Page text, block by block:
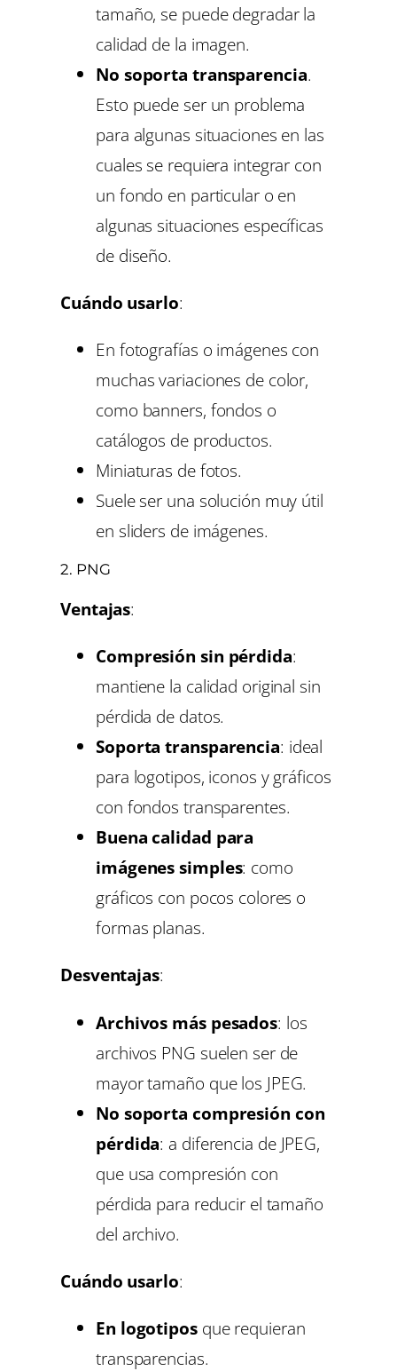
tamaño, se puede degradar la
calidad de la imagen.
No soporta transparencia.
Esto puede ser un problema
para algunas situaciones en las
cuales se requiera integrar con
un fondo en particular o en
algunas situaciones específicas
de diseño.
Cuándo usarlo:
En fotografías o imágenes con
muchas variaciones de color,
como banners, fondos o
catálogos de productos.
Miniaturas de fotos.
Suele ser una solución muy útil
en sliders de imágenes.
2. PNG
Ventajas:
Compresión sin pérdida:
mantiene la calidad original sin
pérdida de datos.
Soporta transparencia: ideal
para logotipos, iconos y gráficos
con fondos transparentes.
Buena calidad para
imágenes simples: como
gráficos con pocos colores o
formas planas.
Desventajas:
Archivos más pesados: los
archivos PNG suelen ser de
mayor tamaño que los JPEG.
No soporta compresión con
pérdida: a diferencia de JPEG,
que usa compresión con
pérdida para reducir el tamaño
del archivo.
Cuándo usarlo:
En logotiposque requieran
transparencias.